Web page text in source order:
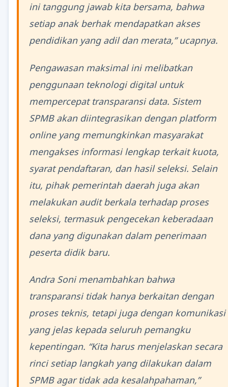
ini tanggung jawab kita bersama, bahwa
setiap anak berhak mendapatkan akses
pendidikan yang adil dan merata,” ucapnya.
Pengawasan maksimal ini melibatkan
penggunaan teknologi digital untuk
mempercepat transparansi data. Sistem
SPMB akan diintegrasikan dengan platform
online yang memungkinkan masyarakat
mengakses informasi lengkap terkait kuota,
syarat pendaftaran, dan hasil seleksi. Selain
itu, pihak pemerintah daerah juga akan
melakukan audit berkala terhadap proses
seleksi, termasuk pengecekan keberadaan
dana yang digunakan dalam penerimaan
peserta didik baru.
Andra Soni menambahkan bahwa
transparansi tidak hanya berkaitan dengan
proses teknis, tetapi juga dengan komunikasi
yang jelas kepada seluruh pemangku
kepentingan. “Kita harus menjelaskan secara
rinci setiap langkah yang dilakukan dalam
SPMB agar tidak ada kesalahpahaman,”